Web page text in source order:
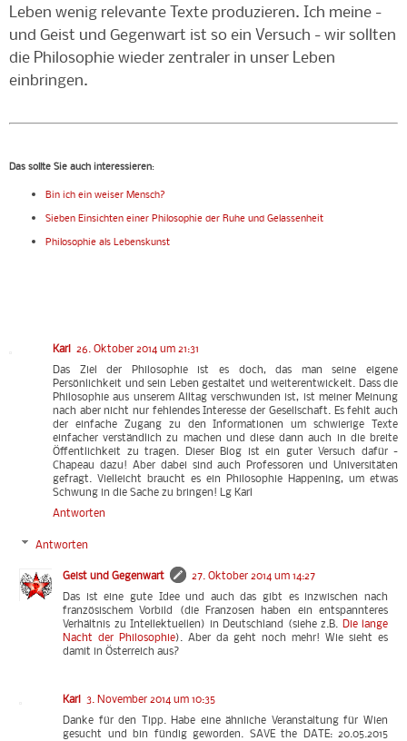
Leben wenig relevante Texte produzieren. Ich meine -
und Geist und Gegenwart ist so ein Versuch - wir sollten
die Philosophie wieder zentraler in unser Leben
einbringen.
Das sollte Sie auch interessieren:
Bin ich ein weiser Mensch?
Sieben Einsichten einer Philosophie der Ruhe und Gelassenheit
Philosophie als Lebenskunst
Karl
26. Oktober 2014 um 21:31
Das Ziel der Philosophie ist es doch, das man seine eigene
Persönlichkeit und sein Leben gestaltet und weiterentwickelt. Dass die
Philosophie aus unserem Alltag verschwunden ist, ist meiner Meinung
nach aber nicht nur fehlendes Interesse der Gesellschaft. Es fehlt auch
der einfache Zugang zu den Informationen um schwierige Texte
einfacher verständlich zu machen und diese dann auch in die breite
Öffentlichkeit zu tragen. Dieser Blog ist ein guter Versuch dafür -
Chapeau dazu! Aber dabei sind auch Professoren und Universitäten
gefragt. Vielleicht braucht es ein Philosophie Happening, um etwas
Schwung in die Sache zu bringen! Lg Karl
Antworten
Antworten
Geist und Gegenwart
27. Oktober 2014 um 14:27
Das ist eine gute Idee und auch das gibt es inzwischen nach
französischem Vorbild (die Franzosen haben ein entspannteres
Verhältnis zu Intellektuellen) in Deutschland (siehe z.B. Die lange
Nacht der Philosophie). Aber da geht noch mehr! Wie sieht es
damit in Österreich aus?
Karl
3. November 2014 um 10:35
Danke für den Tipp. Habe eine ähnliche Veranstaltung für Wien
gesucht und bin fündig geworden. SAVE the DATE: 20.05.2015